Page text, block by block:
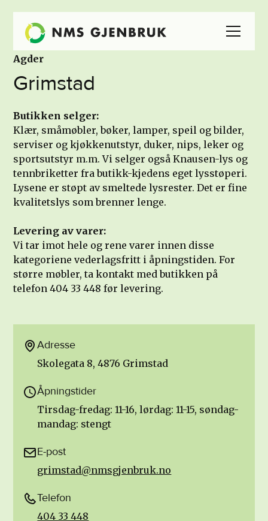
Agder
Grimstad
Butikken selger:
Klær, småmøbler, bøker, lamper, speil og bilder,
serviser og kjøkkenutstyr, duker, nips, leker og
sportsutstyr m.m. Vi selger også Knausen-lys og
tennbriketter fra butikk-kjedens eget lysstøperi.
Lysene er støpt av smeltede lysrester. Det er fine
kvalitetslys som brenner lenge.
Levering av varer:
Vi tar imot hele og rene varer innen disse
kategoriene vederlagsfritt i åpningstiden. For
større møbler, ta kontakt med butikken på
telefon 404 33 448 før levering.
Adresse
Skolegata 8, 4876 Grimstad
Åpningstider
Tirsdag-fredag: 11-16, lørdag: 11-15, søndag-
mandag: stengt
E-post
grimstad@nmsgjenbruk.no
Telefon
404 33 448